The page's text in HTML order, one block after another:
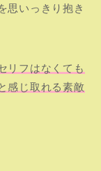
思いっきり抱き
リフはなくても
感じ取れる素敵